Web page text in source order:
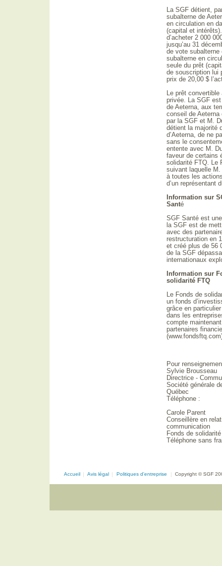
La SGF détient,
subalterne de
en circulation en
(capital et
d’acheter 2 000
jusqu’au 31
de vote subalterne
subalterne en
seule du prêt
de souscription lui
prix de 20,00 $
Le prêt
privée. La SGF
de Aeterna, aux
conseil de Aeterna
par la SGF et M.
détient la majorité
d’Aeterna, de ne
sans le
entente avec M.
faveur de certains
solidarité FTQ. Le
suivant laquelle
à toutes les
d’un représentant
Information sur
Santé
SGF Santé est
la SGF est de
avec des
restructuration en
et créé plus de 56
de la SGF
internationaux
Information sur
solidarité FTQ
Le Fonds de
un fonds
grâce en
dans les
compte
partenaires
Pour
Sylvie Brousseau
Directrice -
Société générale
Québec
Téléphone :
Carole Parent
Conseillère en
communication
Fonds de
Téléphone sans
Accueil | Avis légal | Politiques d'entreprise | Copyright © SGF